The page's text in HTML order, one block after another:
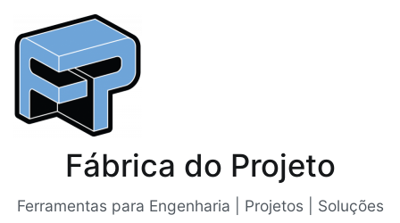
para
conteúdo
Fábrica do Projeto
Ferramentas para Engenharia | Projetos | Soluções